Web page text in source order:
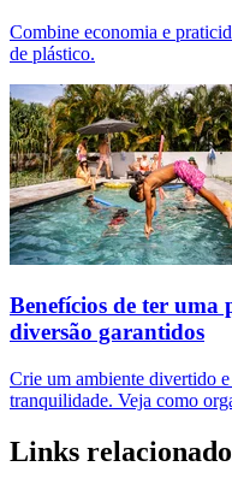
Combine economia e
de plástico.
Benefícios de ter uma
diversão garantidos
Crie um ambiente divertido
tranquilidade. Veja como
Links